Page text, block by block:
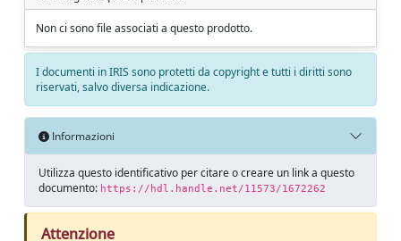
Non ci sono file associati a questo prodotto.
I documenti in IRIS sono protetti da copyright e tutti i diritti sono
riservati, salvo diversa indicazione.
Informazioni
Utilizza questo identificativo per citare o creare un link a questo
documento: https://hdl.handle.net/11573/1672262
Attenzione